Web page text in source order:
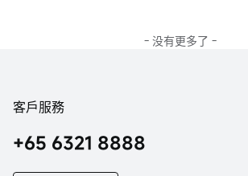
- 没有更多了 -
客戶服務
+65 6321 8888